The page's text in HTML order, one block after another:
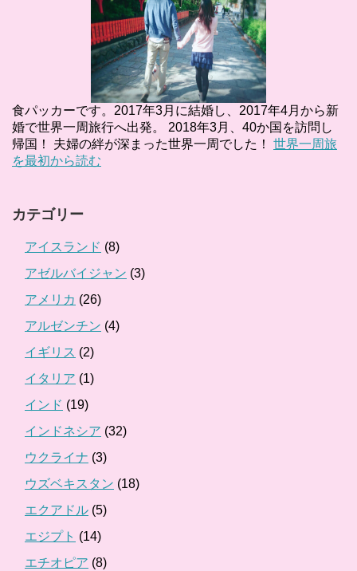
食パッカーです。2017年3月に結婚し、2017年4月から新
婚で世界一周旅行へ出発。 2018年3月、40か国を訪問し
帰国！ 夫婦の絆が深まった世界一周でした！ 世界一周旅
を最初から読む
カテゴリー
アイスランド (8)
アゼルバイジャン (3)
アメリカ (26)
アルゼンチン (4)
イギリス (2)
イタリア (1)
インド (19)
インドネシア (32)
ウクライナ (3)
ウズベキスタン (18)
エクアドル (5)
エジプト (14)
エチオピア (8)